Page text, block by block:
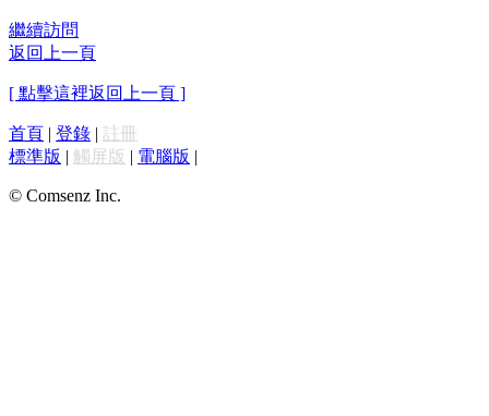
繼續訪問
返回上一頁
[ 點擊這裡返回上一頁 ]
首頁 | 登錄 | 註冊
標準版 | 觸屏版 | 電腦版 |
© Comsenz Inc.